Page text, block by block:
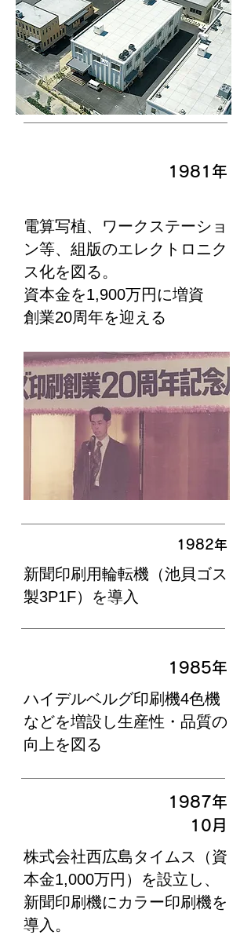
1981年
電算写植、ワークステーショ
ン等、組版のエレクトロニク
ス化を図る。
資本金を1,900万円に増資
創業20周年を迎える
1982年
新聞印刷用輪転機（池貝ゴス
製3P1F）を導入
1985年
ハイデルベルグ印刷機4色機
などを増設し生産性・品質の
向上を図る
1987年
​10月
株式会社西広島タイムス（資
本金1,000万円）を設立し、
新聞印刷機にカラー印刷機を
導入。